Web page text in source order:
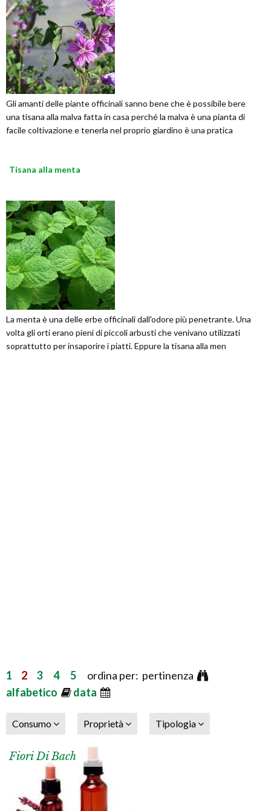
Gli amanti delle piante officinali sanno bene che è possibile bere
una tisana alla malva fatta in casa perché la malva è una pianta di
facile coltivazione e tenerla nel proprio giardino è una pratica
Tisana alla menta
La menta è una delle erbe officinali dall'odore più penetrante. Una
volta gli orti erano pieni di piccoli arbusti che venivano utilizzati
soprattutto per insaporire i piatti. Eppure la tisana alla men
1 2 3 4 5 ordina per: pertinenza
alfabetico
data
Consumo Proprietà Tipologia
Fiori Di Bach